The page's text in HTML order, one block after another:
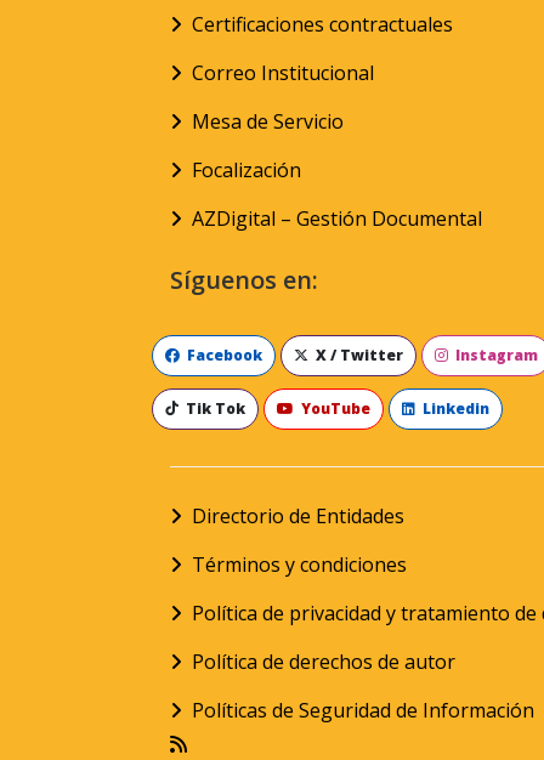
Certificaciones contractuales
Correo Institucional
Mesa de Servicio
Focalización
AZDigital – Gestión Documental
Síguenos en:
Facebook X / Twitter Instagram
Tik Tok YouTube Linkedin
Directorio de Entidades
Términos y condiciones
Política de privacidad y tratamiento
Política de derechos de autor
Políticas de Seguridad de Información